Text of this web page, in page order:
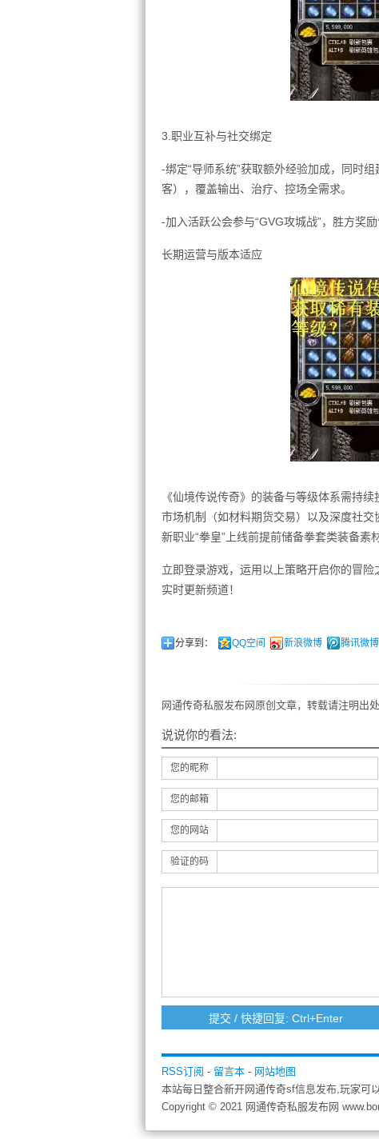
3.职业互补与社交绑定
-绑定“导师系统”获取额外经验加成，同时
客），覆盖输出、治疗、控场全需求。
-加入活跃公会参与“GVG攻城战”，胜方奖
长期运营与版本适应
《仙境传说传奇》的装备与等级体系需持
市场机制（如材料期货交易）以及深度社
新职业“拳皇”上线前提前储备拳套类装备素
立即登录游戏，运用以上策略开启你的冒
实时更新频道！
分享到： QQ空间 新浪微博 腾讯微博
网通传奇私服发布网原创文章，转载请注明出处
说说你的看法:
您的昵称
您的邮箱
您的网站
验证的码
RSS订阅 - 留言本 - 网站地图
本站每日整合新开网通传奇sf信息发布,玩家可
Copyright © 2021 网通传奇私服发布网